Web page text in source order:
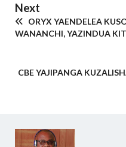
Next
ORYX YAENDELEA
WANANCHI, YAZINDUA
CBE YAJIPANGA